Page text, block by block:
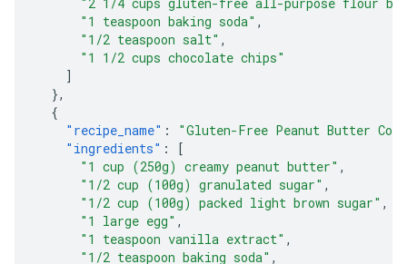
"1 teaspoon baking soda" ,
"1/2 teaspoon salt" ,
"1 1/2 cups chocolate chips"
]
},
{
"recipe_name" :
"Gluten-Free Peanut Butter
"ingredients" :
[
"1 cup (250g) creamy peanut butter" ,
"1/2 cup (100g) granulated sugar" ,
"1/2 cup (100g) packed light brown sugar" ,
"1 large egg" ,
"1 teaspoon vanilla extract" ,
"1/2 teaspoon baking soda" ,